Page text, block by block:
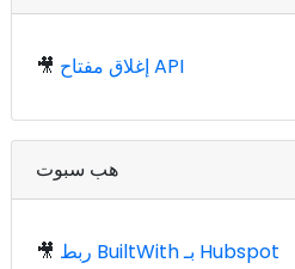
🎥 إغلاق مفتاح API
هب سبوت
🎥 ربط BuiltWith بـ Hubspot